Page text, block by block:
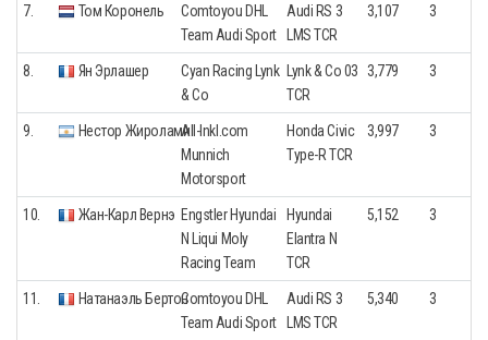
7. Том Коронель
Comtoyou DHL
Team Audi Sport
Audi RS 3
LMS TCR
3,107 3
8. Ян Эрлашер
Cyan Racing Lynk
& Co
Lynk & Co 03
TCR
3,779 3
9. Нестор ЖироламиAll-Inkl.com
Munnich
Motorsport
Honda Civic
Type-R TCR
3,997 3
10. Жан-Карл Вернэ Engstler Hyundai
N Liqui Moly
Racing Team
Hyundai
Elantra N
TCR
5,152 3
11. Натанаэль БертонComtoyou DHL
Team Audi Sport
Audi RS 3
LMS TCR
5,340 3